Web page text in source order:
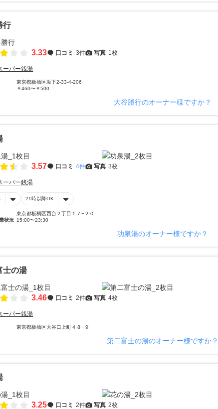
行
3.33 口コミ 3件 写真 1枚
ーパー銭湯
東京都板橋区坂下2-33-4-206
￥460〜￥500
大谷勝行のオーナー様ですか？
3.57 口コミ 4件 写真 3枚
ーパー銭湯
21時以降OK
東京都板橋区西台２丁目１７−２０
状況 15:00〜23:30
功泉湯のオーナー様ですか？
士の湯
3.46 口コミ 2件 写真 4枚
ーパー銭湯
東京都板橋区大谷口上町４８−９
第二富士の湯のオーナー様ですか？
3.25 口コミ 2件 写真 2枚